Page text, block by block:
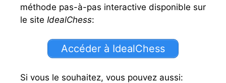
méthode pas-à-pas interactive disponible sur
le site IdealChess:
Accéder à IdealChess
Si vous le souhaitez, vous pouvez aussi: